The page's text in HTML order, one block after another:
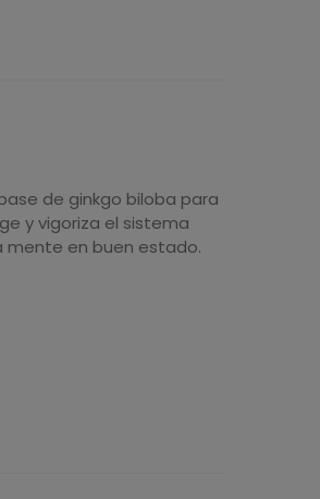
de ginkgo biloba para
y vigoriza el sistema
mente en buen estado.